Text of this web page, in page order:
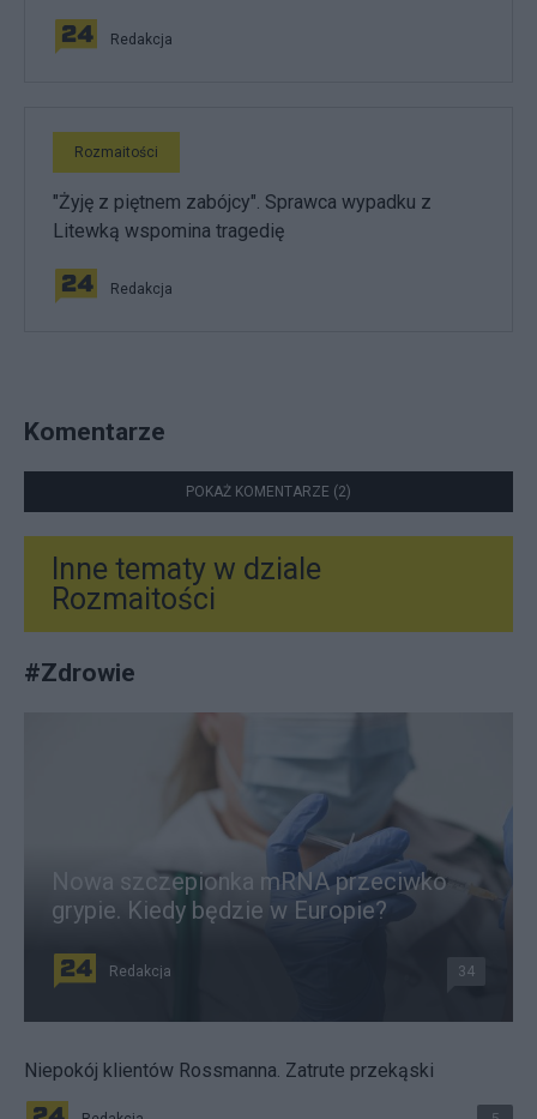
Redakcja
Rozmaitości
"Żyję z piętnem zabójcy". Sprawca wypadku z
Litewką wspomina tragedię
Redakcja
Komentarze
POKAŻ KOMENTARZE (2)
Inne tematy w dziale
Rozmaitości
#Zdrowie
Nowa szczepionka mRNA przeciwko
grypie. Kiedy będzie w Europie?
Redakcja 34
Niepokój klientów Rossmanna. Zatrute przekąski